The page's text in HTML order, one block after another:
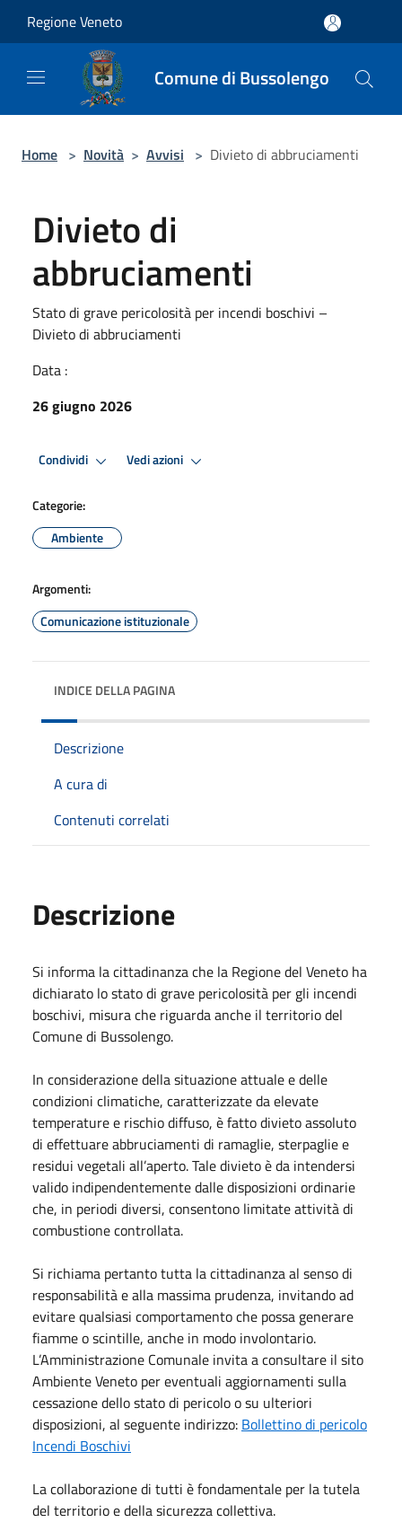
Regione Veneto
Comune di Bussolengo
Home > Novità > Avvisi > Divieto di abbruciamenti
Divieto di
abbruciamenti
Stato di grave pericolosità per incendi boschivi –
Divieto di abbruciamenti
Data :
26 giugno 2026
Condividi Vedi azioni
Categorie:
Ambiente
Argomenti:
Comunicazione istituzionale
INDICE DELLA PAGINA
Descrizione
A cura di
Contenuti correlati
Descrizione
Si informa la cittadinanza che la Regione del Veneto ha
dichiarato lo stato di grave pericolosità per gli incendi
boschivi, misura che riguarda anche il territorio del
Comune di Bussolengo.
In considerazione della situazione attuale e delle
condizioni climatiche, caratterizzate da elevate
temperature e rischio diffuso, è fatto divieto assoluto
di effettuare abbruciamenti di ramaglie, sterpaglie e
residui vegetali all’aperto. Tale divieto è da intendersi
valido indipendentemente dalle disposizioni ordinarie
che, in periodi diversi, consentono limitate attività di
combustione controllata.
Si richiama pertanto tutta la cittadinanza al senso di
responsabilità e alla massima prudenza, invitando ad
evitare qualsiasi comportamento che possa generare
fiamme o scintille, anche in modo involontario.
L’Amministrazione Comunale invita a consultare il sito
Ambiente Veneto per eventuali aggiornamenti sulla
cessazione dello stato di pericolo o su ulteriori
disposizioni, al seguente indirizzo: Bollettino di pericolo
Incendi Boschivi
La collaborazione di tutti è fondamentale per la tutela
del territorio e della sicurezza collettiva.